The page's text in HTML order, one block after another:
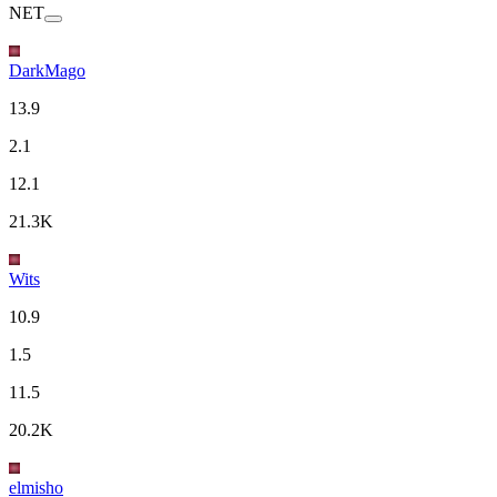
NET
DarkMago
13.9
2.1
12.1
21.3K
Wits
10.9
1.5
11.5
20.2K
elmisho